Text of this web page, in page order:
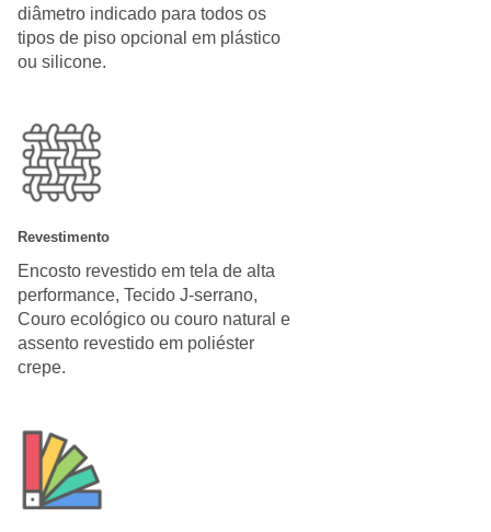
diâmetro indicado para todos os
tipos de piso opcional em plástico
ou silicone.
Revestimento
Encosto revestido em tela de alta
performance, Tecido J-serrano,
Couro ecológico ou couro natural e
assento revestido em poliéster
crepe.